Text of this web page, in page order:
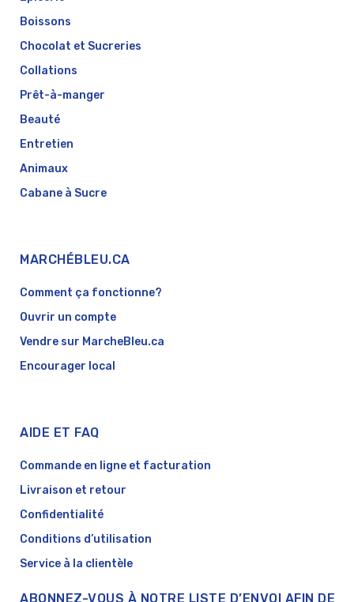
Boissons
Chocolat et Sucreries
Collations
Prêt-à-manger
Beauté
Entretien
Animaux
Cabane à Sucre
MARCHÉBLEU.CA
Comment ça fonctionne?
Ouvrir un compte
Vendre sur MarcheBleu.ca
Encourager local
AIDE ET FAQ
Commande en ligne et facturation
Livraison et retour
Confidentialité
Conditions d’utilisation
Service à la clientèle
ABONNEZ-VOUS À NOTRE LISTE D’ENVOI AFIN DE